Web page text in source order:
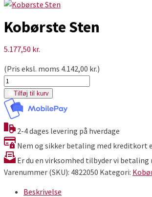
Kobørste Sten
5.177,50 kr.
(Pris eksl. moms 4.142,00 kr.)
Kobørste
Sten
antal
Tilføj til kurv
2-4 dages levering på hverdage
Nem og sikker betaling med kreditkort
Er du en virksomhed tilbyder vi betaling
Varenummer (SKU): 4822050 Kategori:
Beskrivelse